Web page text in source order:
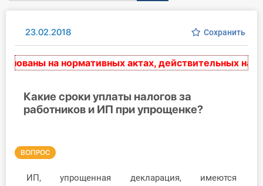
Главная ИС
Консультации
Правовая база
Инструменты
Вебинары
23.02.2018 Сохранить
на нормативных актах, действительных на
Какие сроки уплаты налогов за
работников и ИП при упрощенке?
ВОПРОС
ИП, упрощенная декларация, имеются